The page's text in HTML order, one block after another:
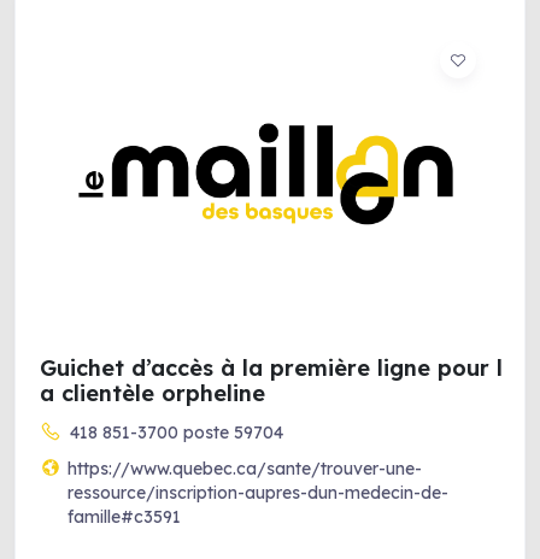
Guichet d’accès à la première ligne pour l
a clientèle orpheline
418 851-3700 poste 59704
https://www.quebec.ca/sante/trouver-une-
ressource/inscription-aupres-dun-medecin-de-
famille#c3591